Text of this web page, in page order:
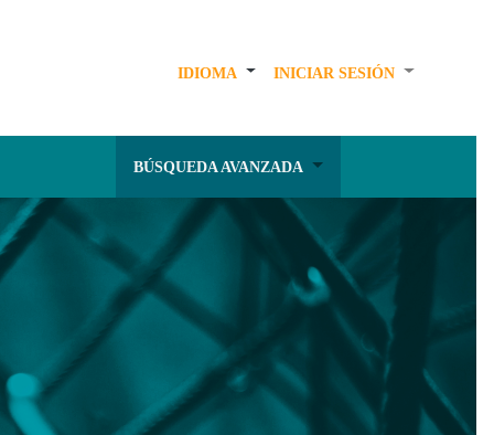
IDIOMA INICIAR SESIÓN
BÚSQUEDA AVANZADA